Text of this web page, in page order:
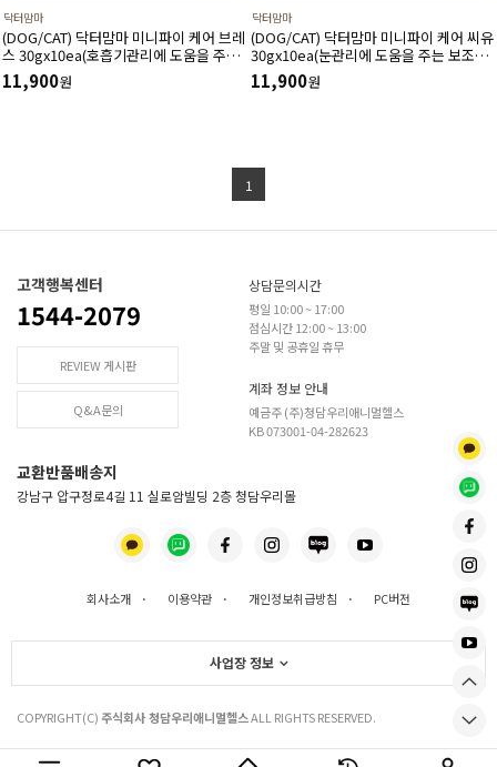
닥터맘마
(DOG/CAT) 닥터맘마 미니파이 케어 브레
스 30gx10ea(호흡기관리에 도움을 주는
보조간식)항알러지,면역력,기침완화에도
움
11,900원
닥터맘마
(DOG/CAT) 닥터맘마 미니파이 케어 씨유
30gx10ea(눈관리에 도움을 주는 보조간
식)루테인,지아잔틴,눈물분비개선
11,900원
1
고객행복센터
1544-2079
REVIEW 게시판
Q&A문의
상담문의시간
평일 10:00 ~ 17:00
점심시간 12:00 ~ 13:00
주말 및 공휴일 휴무
계좌 정보 안내
예금주 (주)청담우리애니멀헬스
KB 073001-04-282623
교환반품배송지
강남구 압구정로4길 11 실로암빌딩 2층 청담우리몰
회사소개 · 이용약관 · 개인정보취급방침 · PC버전
사업장 정보
COPYRIGHT(C)주식회사 청담우리애니멀헬스ALL RIGHTS RESERVED.